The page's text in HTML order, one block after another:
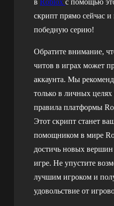
скрипт прямо сейчас
победную серию!
Обратите внимание,
читов в играх может
аккаунта. Мы
только в личных целях
правила платформы
Этот скрипт станет
помощником в мире
достичь новых вершин
игре. Не упустите
лучшим игроком и
удовольствие от